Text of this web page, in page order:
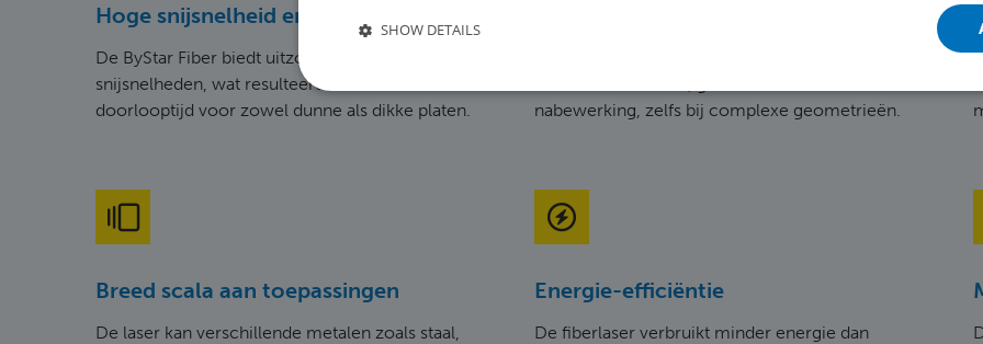
Hoge snijsnelheid en productiviteit
De ByStar Fiber biedt uitzonderlijk hoge
snijsnelheden, wat resulteert in een snelle
doorlooptijd voor zowel dunne als dikke platen.
nabewerking, zelfs bij complexe geometrieën.
Breed scala aan toepassingen
De laser kan verschillende metalen zoals staal,
Energie-efficiëntie
De fiberlaser verbruikt minder energie dan
SHOW DETAILS